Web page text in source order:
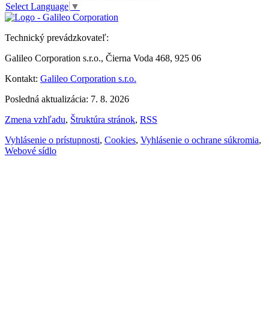
Select Language ▼
Technický prevádzkovateľ:
Galileo Corporation s.r.o., Čierna Voda 468, 925 06
Kontakt: Galileo Corporation s.r.o.
Posledná aktualizácia: 7. 8. 2026
Zmena vzhľadu, Štruktúra stránok, RSS
Vyhlásenie o prístupnosti, Cookies, Vyhlásenie o ochrane súkromia,
Webové sídlo